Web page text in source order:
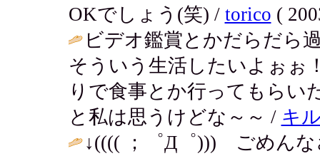
OKでしょう(笑) / torico (
ビデオ鑑賞とかだらだら
そういう生活したいよぉ
りで食事とか行ってもらい
と私は思うけどな～～ / キ
↓(((( ；゜Д゜))) ごめんな